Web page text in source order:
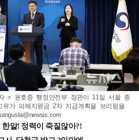
= 윤호중 행정안전부 장관이 11일 서울 종
유가 피해지원금 2차 지급계획을 브리핑을